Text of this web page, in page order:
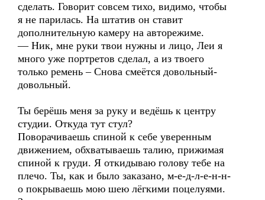
сделать. Говорит совсем тихо, видимо, чтобы
я не парилась. На штатив он ставит
дополнительную камеру на авторежиме.
— Ник, мне руки твои нужны и лицо, Леи я
много уже портретов сделал, а из твоего
только ремень – Снова смеётся довольный-
довольный.
Ты берёшь меня за руку и ведёшь к центру
студии. Откуда тут стул?
Поворачиваешь спиной к себе уверенным
движением, обхватываешь талию, прижимая
спиной к груди. Я откидываю голову тебе на
плечо. Ты, как и было заказано, м-е-д-л-е-н-н-
о покрываешь мою шею лёгкими поцелуями.